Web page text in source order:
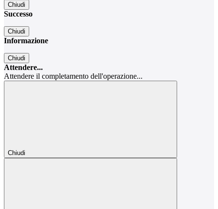
Chiudi
Successo
Chiudi
Informazione
Chiudi
Attendere...
Attendere il completamento dell'operazione...
Chiudi